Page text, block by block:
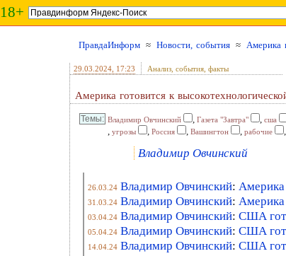
18+
ПравдаИнформ ≈ Новости, события ≈ Америка
29.03.2024 , 17:23 Анализ, события, факты
Америка готовится к
Владимир Овчинский , Газета "Завтра" , сша
, угрозы , Россия , Вашингтон , рабочие ,
Владимир Овчинский
26.03.24 Владимир Овчинский: Америка
31.03.24 Владимир Овчинский: Америка
03.04.24 Владимир Овчинский: США
05.04.24 Владимир Овчинский: США
14.04.24 Владимир Овчинский: США